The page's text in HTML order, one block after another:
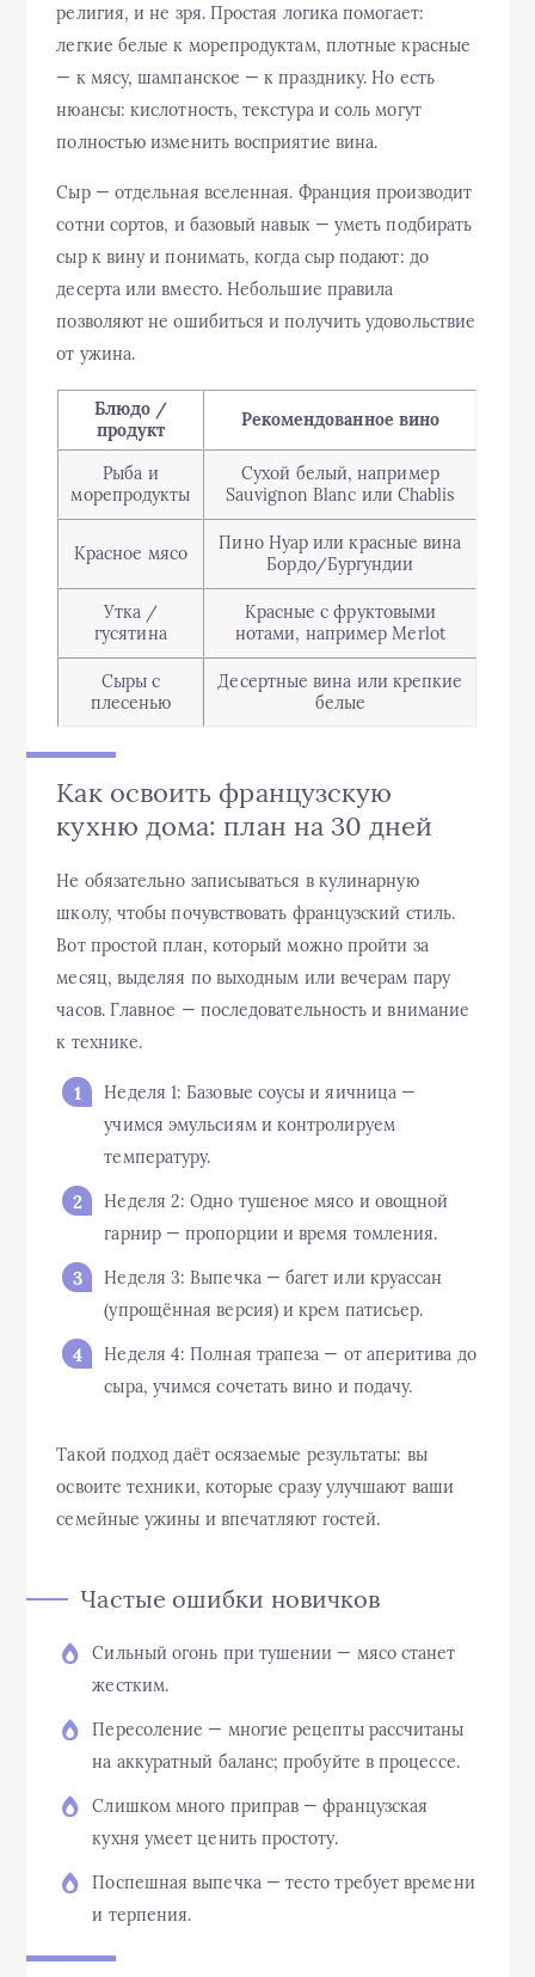
религия, и не зря. Простая логика помогает:
легкие белые к морепродуктам, плотные красные
— к мясу, шампанское — к празднику. Но есть
нюансы: кислотность, текстура и соль могут
полностью изменить восприятие вина.
Сыр — отдельная вселенная. Франция производит
сотни сортов, и базовый навык — уметь подбирать
сыр к вину и понимать, когда сыр подают: до
десерта или вместо. Небольшие правила
позволяют не ошибиться и получить удовольствие
от ужина.
Блюдо /
продукт
Рекомендованное вино
Рыба и
морепродукты
Сухой белый, например
Sauvignon Blanc или Chablis
Красное мясо
Пино Нуар или красные вина
Бордо/Бургундии
Утка /
гусятина
Красные с фруктовыми
нотами, например Merlot
Сыры с
плесенью
Десертные вина или крепкие
белые
Как освоить французскую
кухню дома: план на 30 дней
Не обязательно записываться в кулинарную
школу, чтобы почувствовать французский стиль.
Вот простой план, который можно пройти за
месяц, выделяя по выходным или вечерам пару
часов. Главное — последовательность и внимание
к технике.
Неделя 1: Базовые соусы и яичница —
учимся эмульсиям и контролируем
температуру.
Неделя 2: Одно тушеное мясо и овощной
гарнир — пропорции и время томления.
Неделя 3: Выпечка — багет или круассан
(упрощённая версия) и крем патисьер.
Неделя 4: Полная трапеза — от аперитива до
сыра, учимся сочетать вино и подачу.
Такой подход даёт осязаемые результаты: вы
освоите техники, которые сразу улучшают ваши
семейные ужины и впечатляют гостей.
Частые ошибки новичков
Сильный огонь при тушении — мясо станет
жестким.
Пересоление — многие рецепты рассчитаны
на аккуратный баланс; пробуйте в процессе.
Слишком много приправ — французская
кухня умеет ценить простоту.
Поспешная выпечка — тесто требует времени
и терпения.